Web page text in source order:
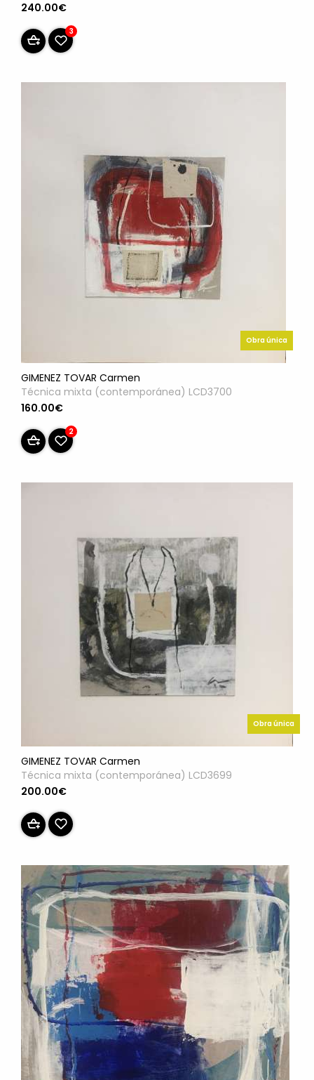
240.00€
3
Obra única
GIMENEZ TOVAR Carmen
Técnica mixta (contemporánea) LCD3700
160.00€
2
Obra única
GIMENEZ TOVAR Carmen
Técnica mixta (contemporánea) LCD3699
200.00€